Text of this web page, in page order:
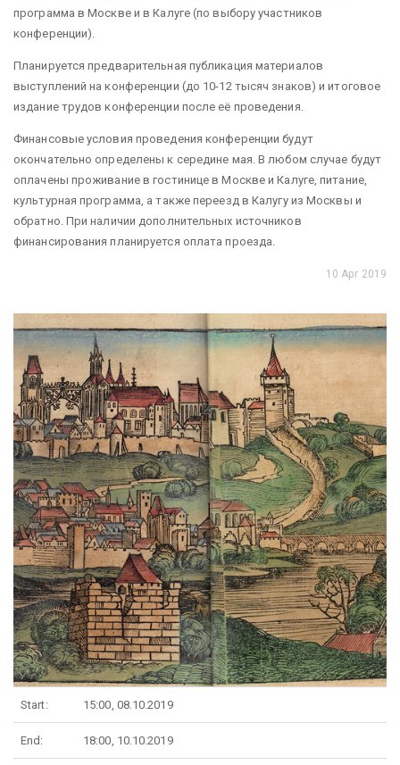
программа в Москве и в Калуге (по выбору участников
конференции).
Планируется предварительная публикация материалов
выступлений на конференции (до 10-12 тысяч знаков) и итоговое
издание трудов конференции после её проведения.
Финансовые условия проведения конференции будут
окончательно определены к середине мая. В любом случае будут
оплачены проживание в гостинице в Москве и Калуге, питание,
культурная программа, а также переезд в Калугу из Москвы и
обратно. При наличии дополнительных источников
финансирования планируется оплата проезда.
10 Apr 2019
Start: 15:00, 08.10.2019
End: 18:00, 10.10.2019